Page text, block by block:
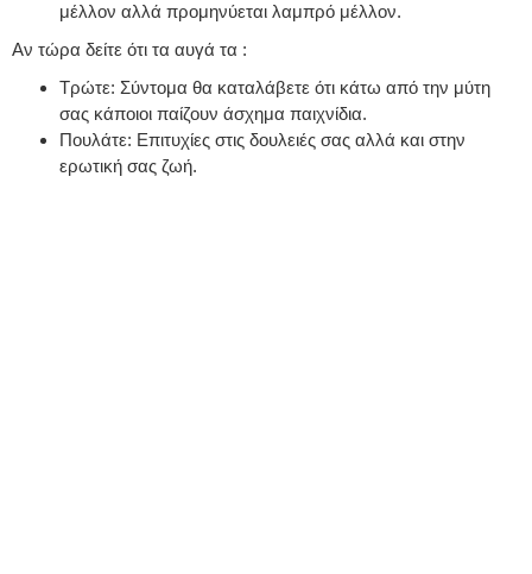
μέλλον αλλά προμηνύεται λαμπρό μέλλον.
Αν τώρα δείτε ότι τα αυγά τα :
Τρώτε: Σύντομα θα καταλάβετε ότι κάτω από την μύτη
σας κάποιοι παίζουν άσχημα παιχνίδια.
Πουλάτε: Επιτυχίες στις δουλειές σας αλλά και στην
ερωτική σας ζωή.